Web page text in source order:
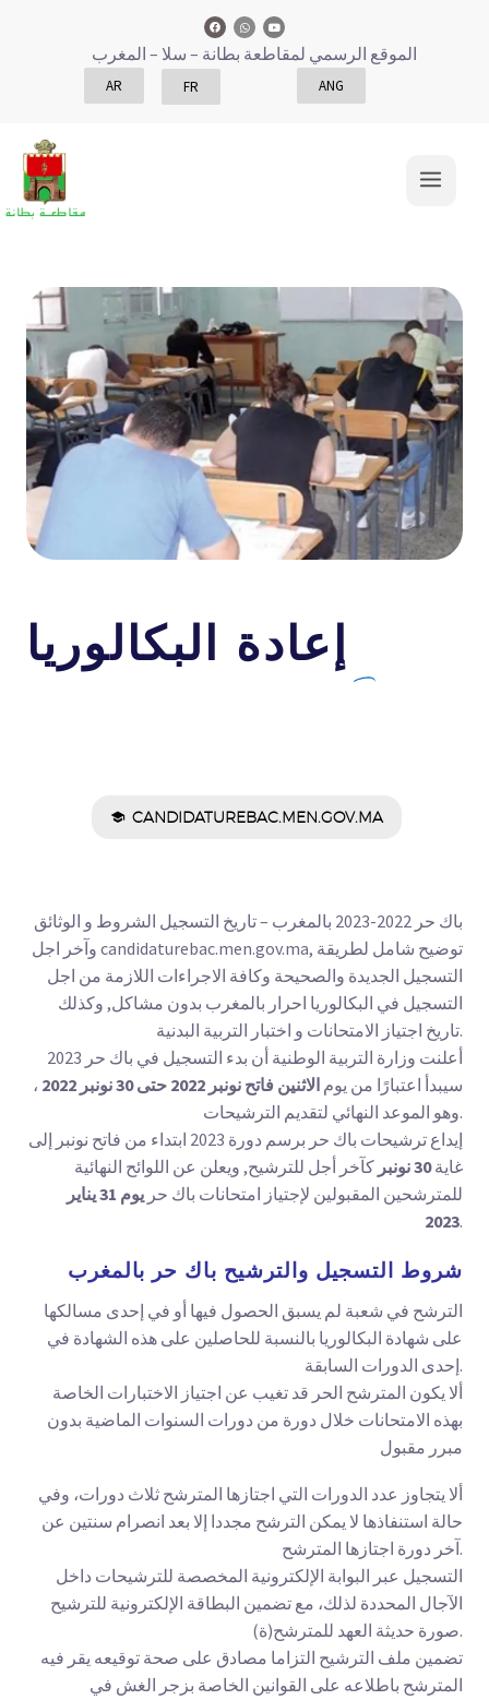
الموقع الرسمي لمقاطعة بطانة – سلا – المغرب
AR FR ANG
إعادة البكالوريا
CANDIDATUREBAC.MEN.GOV.MA
باك حر 2022-2023 بالمغرب – تاريخ التسجيل الشروط و الوثائق
وآخر اجل candidaturebac.men.gov.ma, توضيح شامل لطريقة
التسجيل الجديدة والصحيحة وكافة الاجراءات اللازمة من اجل
التسجيل في البكالوريا احرار بالمغرب بدون مشاكل, وكذلك
تاريخ اجتياز الامتحانات و اختبار التربية البدنية.
أعلنت وزارة التربية الوطنية أن بدء التسجيل في باك حر 2023
سيبدأ اعتبارًا من يوم الاثنين فاتح نونبر 2022 حتى 30 نونبر 2022
،
وهو الموعد النهائي لتقديم الترشيحات.
إيداع ترشيحات باك حر برسم دورة 2023 ابتداء من فاتح نونبر إلى
غاية30 نونبر
كآخر أجل للترشيح, ويعلن عن اللوائح النهائية
للمترشحين المقبولين لإجتياز امتحانات باك حر
يوم 31 يناير
2023.
شروط التسجيل والترشيح باك حر بالمغرب
على شهادة البكالوريا بالنسبة للحاصلين على هذه الشهادة في
إحدى الدورات السابقة.
بهذه الامتحانات خلال دورة من دورات السنوات الماضية بدون
مبرر مقبول
حالة استنفاذها لا يمكن الترشح مجددا إلا بعد انصرام سنتين عن
آخر دورة اجتازها المترشح.
التسجيل عبر البوابة الإلكترونية المخصصة للترشيحات داخل
الآجال المحددة لذلك، مع تضمين البطاقة الإلكترونية للترشيح
صورة حديثة العهد للمترشح(ة).
المترشح باطلاعه على القوانين الخاصة بزجر الغش في